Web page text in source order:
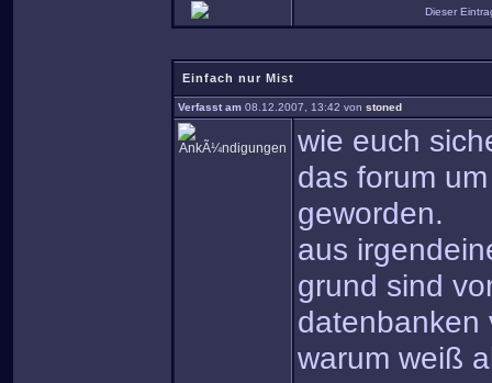
Dieser
Einfach nur Mist
Verfasst am 08.12.2007, 13:42 von stoned
wie euch
das forum
geworden.
aus
grund sind
datenbanken
warum weiß